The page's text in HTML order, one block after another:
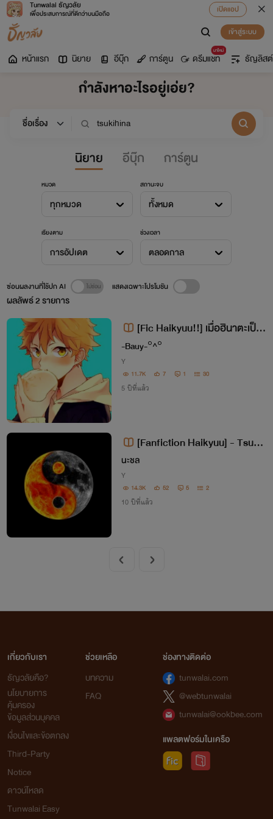
Tunwalai ธัญวลัย
เพื่อประสบการณ์ที่ดีกว่าบนมือถือ
เปิดแอป
เข้าสู่ระบบ
หน้าแรก นิยาย อีบุ๊ก การ์ตูน
มาใหม่
ดรีมแชท ธัญลิสต์
กำลังหาอะไรอยู่เอ่ย?
นิยาย อีบุ๊ก การ์ตูน
หมวด
ทุกหมวด
สถานะจบ
ทั้งหมด
เรียงตาม
การอัปเดต
ช่วงเวลา
ตลอดกาล
ผลลัพธ์2รายการ
ซ่อนผลงานที่ใช้ปก AI แสดงเฉพาะโปรโมชัน
[Fic Haikyuu!!] เมื่อฮินาตะเป็น
ผู้จัดการทีม
-Bauy-°^°
Y
11.7K 7 1 30
5 ปีที่แล้ว
[Fanfiction Haikyuu] - Tsuki
Hina - (yaoi)
นะชล
Y
14.3K 52 5 2
10 ปีที่แล้ว
เกี่ยวกับเรา
ธัญวลัยคือ?
นโยบายการ
คุ้มครอง
ข้อมูลส่วนบุคคล
เงื่อนไขและข้อตกลง
Third-Party
Notice
ดาวน์โหลด
Tunwalai Easy
ช่วยเหลือ
บทความ
FAQ
ช่องทางติดต่อ
tunwalai.com
@webtunwalai
tunwalai@ookbee.com
แพลตฟอร์มในเครือ